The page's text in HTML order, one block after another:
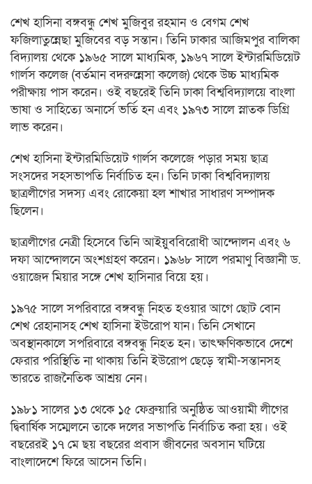
শেখ হাসিনা বঙ্গবন্ধু শেখ মুজিবুর রহমান ও বেগম শেখ
ফজিলাতুন্নেছা মুজিবের বড় সন্তান। তিনি ঢাকার আজিমপুর বালিকা
বিদ্যালয় থেকে ১৯৬৫ সালে মাধ্যমিক, ১৯৬৭ সালে ইন্টারমিডিয়েট
গার্লস কলেজ (বর্তমান বদরুন্নেসা কলেজ) থেকে উচ্চ মাধ্যমিক
পরীক্ষায় পাস করেন। ওই বছরেই তিনি ঢাকা বিশ্ববিদ্যালয়ে বাংলা
ভাষা ও সাহিত্যে অনার্সে ভর্তি হন এবং ১৯৭৩ সালে স্নাতক ডিগ্রি
লাভ করেন।
শেখ হাসিনা ইন্টারমিডিয়েট গার্লস কলেজে পড়ার সময় ছাত্র
সংসদের সহসভাপতি নির্বাচিত হন। তিনি ঢাকা বিশ্ববিদ্যালয়
ছাত্রলীগের সদস্য এবং রোকেয়া হল শাখার সাধারণ সম্পাদক
ছিলেন।
ছাত্রলীগের নেত্রী হিসেবে তিনি আইয়ুববিরোধী আন্দোলন এবং ৬
দফা আন্দোলনে অংশগ্রহণ করেন। ১৯৬৮ সালে পরমাণু বিজ্ঞানী ড.
ওয়াজেদ মিয়ার সঙ্গে শেখ হাসিনার বিয়ে হয়।
১৯৭৫ সালে সপরিবারে বঙ্গবন্ধু নিহত হওয়ার আগে ছোট বোন
শেখ রেহানাসহ শেখ হাসিনা ইউরোপ যান। তিনি সেখানে
অবস্থানকালে সপরিবারে বঙ্গবন্ধু নিহত হন। তাৎক্ষণিকভাবে দেশে
ফেরার পরিস্থিতি না থাকায় তিনি ইউরোপ ছেড়ে স্বামী-সন্তানসহ
ভারতে রাজনৈতিক আশ্রয় নেন।
১৯৮১ সালের ১৩ থেকে ১৫ ফেব্রুয়ারি অনুষ্ঠিত আওয়ামী লীগের
দ্বিবার্ষিক সম্মেলনে তাকে দলের সভাপতি নির্বাচিত করা হয়। ওই
বছরেরই ১৭ মে ছয় বছরের প্রবাস জীবনের অবসান ঘটিয়ে
বাংলাদেশে ফিরে আসেন তিনি।